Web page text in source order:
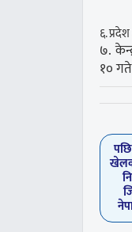
६.
७.
१० गते